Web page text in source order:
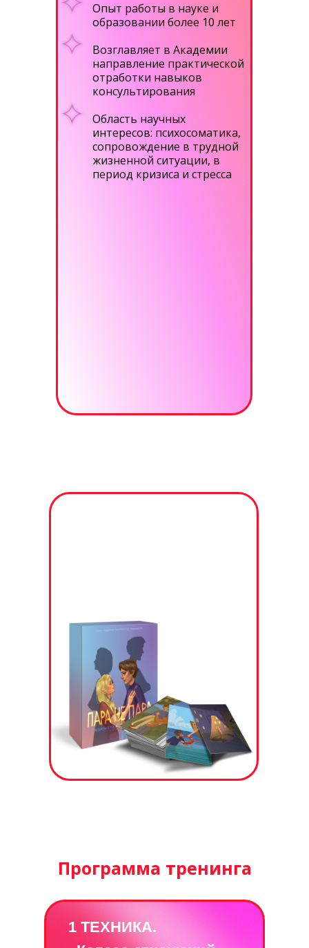
Опыт работы в науке и
образовании более 10 лет
Возглавляет в Академии
направление практической
отработки навыков
консультирования
Область научных
интересов: психосоматика,
сопровождение в трудной
жизненной ситуации, в
период кризиса и стресса
1 ТЕХНИКА.
Программа тренинга